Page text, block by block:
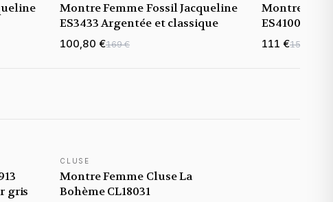
Montre Femme Fossil Jacqueline
ES3433 Argentée et classique
100,80 €169 €
Montre
ES4100
111 €159 €
gris
CLUSE
Montre Femme Cluse La
Bohème CL18031